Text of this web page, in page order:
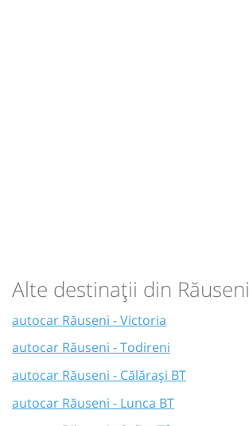
Alte destinații din Răuseni
autocar Răuseni - Victoria
autocar Răuseni - Todireni
autocar Răuseni - Călărași BT
autocar Răuseni - Lunca BT